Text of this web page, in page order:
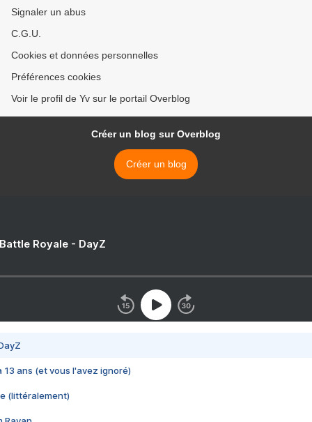
Signaler un abus
C.G.U.
Cookies et données personnelles
Préférences cookies
Voir le profil de Yv sur le portail Overblog
Créer un blog sur Overblog
Créer un blog
Royale - DayZ
13 ans (et vous l'avez ignoré)
(littéralement)